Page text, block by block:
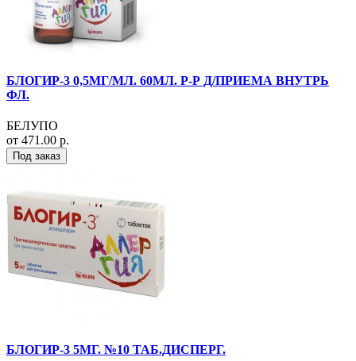
БЛОГИР-3 0,5МГ/МЛ. 60МЛ. Р-Р Д/ПРИЕМА ВНУТРЬ
ФЛ.
БЕЛУПО
от 471.00 р.
Под заказ
БЛОГИР-3 5МГ. №10 ТАБ.ДИСПЕРГ.